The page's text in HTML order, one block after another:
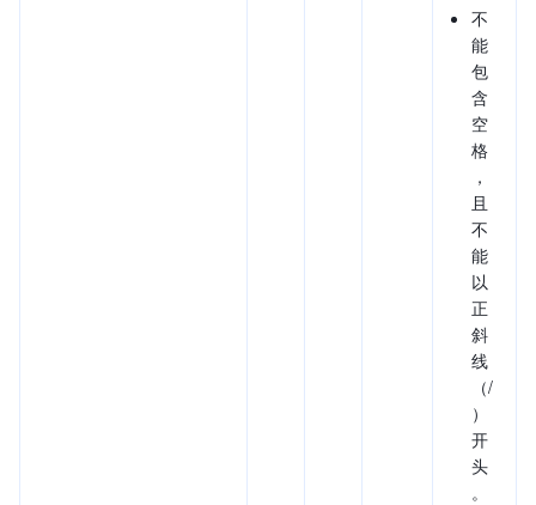
不
能
包
含
空
格
，
且
不
能
以
正
斜
线
（/
）
开
头
。